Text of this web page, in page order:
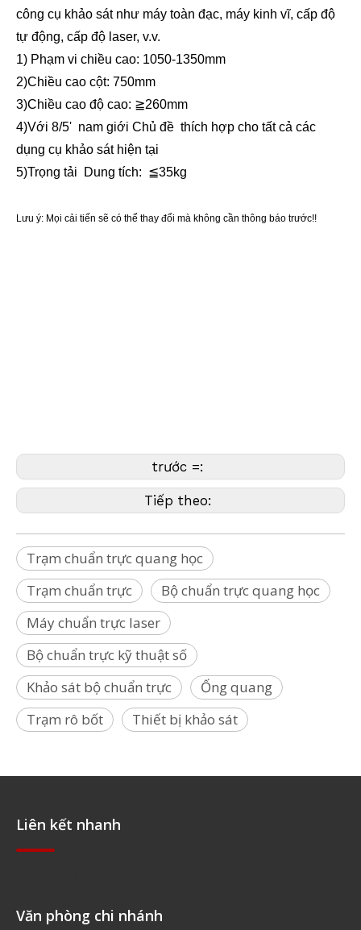
công cụ khảo sát như máy toàn đạc, máy kinh vĩ, cấp độ
tự động, cấp độ laser, v.v.
1) Phạm vi chiều cao: 1050-1350mm
2)Chiều cao cột: 750mm
3)Chiều cao độ cao: ≧260mm
4)Với 8/5' nam giới Chủ đề thích hợp cho tất cả các
dụng cụ khảo sát hiện tại
5)Trọng tải Dung tích: ≦35kg
Lưu ý: Mọi cải tiến sẽ có thể thay đổi mà không cần thông báo trước!!
trước =:
Tiếp theo:
Trạm chuẩn trực quang học
Trạm chuẩn trực
Bộ chuẩn trực quang học
Máy chuẩn trực laser
Bộ chuẩn trực kỹ thuật số
Khảo sát bộ chuẩn trực
Ống quang
Trạm rô bốt
Thiết bị khảo sát
Liên kết nhanh
Văn phòng chi nhánh